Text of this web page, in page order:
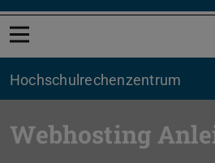
Menü öffnen
Hochschul­rechenzentrum
Webhosting